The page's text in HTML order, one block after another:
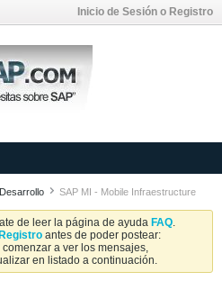
Inicio de Sesión o Registro
SAP MI - Mobile Infraestructure
de leer la página de ayuda FAQ.
Registro antes de poder postear:
a ver los mensajes,
en listado a continuación.